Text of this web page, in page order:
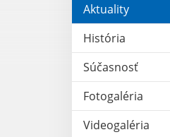
Aktuality
História
Súčasnosť
Fotogaléria
Videogaléria